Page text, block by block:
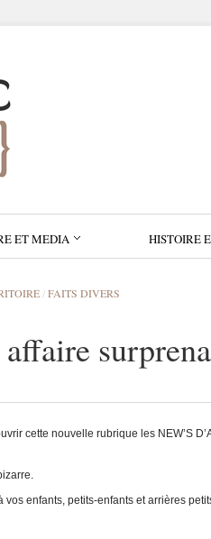
ET MEDIA HISTOIRE
/FAITS DIVERS
affaire
cette nouvelle rubrique les NEW’S
enfants, petits-enfants et arrières